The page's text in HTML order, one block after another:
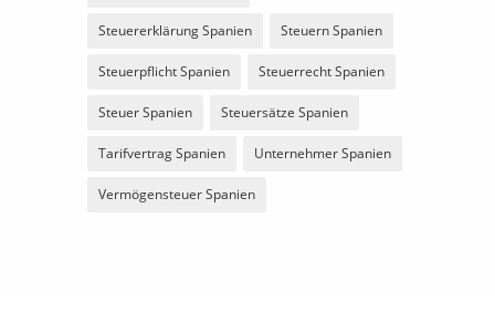
Steuererklärung Spanien Steuern Spanien
Steuerpflicht Spanien Steuerrecht Spanien
Steuer Spanien Steuersätze Spanien
Tarifvertrag Spanien Unternehmer Spanien
Vermögensteuer Spanien